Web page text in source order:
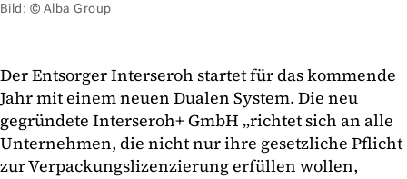
Bild: © Alba Group
Der Entsorger Interseroh startet für das kommende
Jahr mit einem neuen Dualen System. Die neu
gegründete Interseroh+ GmbH „richtet sich an alle
Unternehmen, die nicht nur ihre gesetzliche Pflicht
zur Verpackungslizenzierung erfüllen wollen,